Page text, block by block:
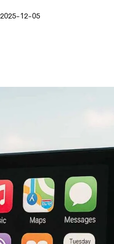
2025-12-05